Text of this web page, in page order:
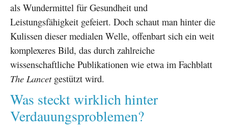
als Wundermittel für Gesundheit und
Leistungsfähigkeit gefeiert. Doch schaut man hinter die
Kulissen dieser medialen Welle, offenbart sich ein weit
komplexeres Bild, das durch zahlreiche
wissenschaftliche Publikationen wie etwa im Fachblatt
The Lancetgestützt wird.
Was steckt wirklich hinter
Verdauungsproblemen?